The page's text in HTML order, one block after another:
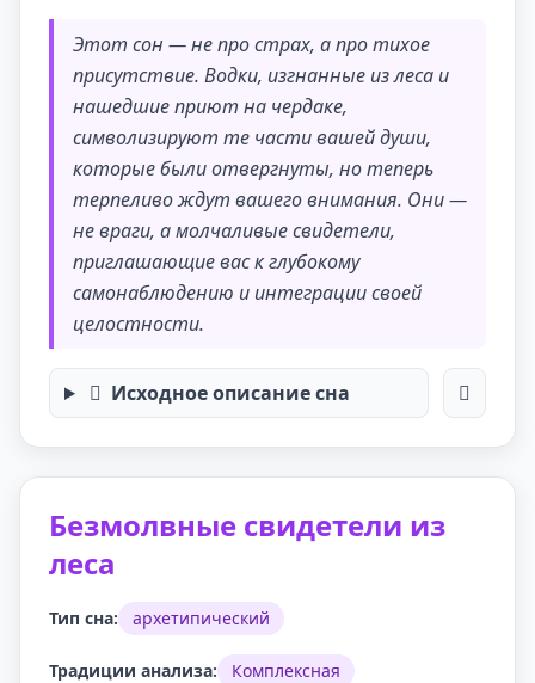
Этот сон — не про страх, а про тихое
присутствие. Водки, изгнанные из леса и
нашедшие приют на чердаке,
символизируют те части вашей души,
которые были отвергнуты, но теперь
терпеливо ждут вашего внимания. Они —
не враги, а молчаливые свидетели,
приглашающие вас к глубокому
самонаблюдению и интеграции своей
целостности.
Исходное описание сна
Безмолвные свидетели из
леса
Тип сна: архетипический
Традиции анализа: Комплексная